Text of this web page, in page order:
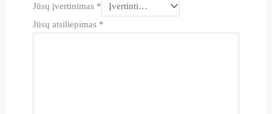
Jūsų įvertinimas *
Jūsų atsiliepimas *